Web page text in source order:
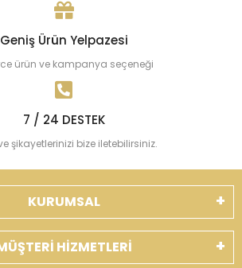
Geniş Ürün Yelpazesi
ürün ve kampanya seçeneği
7 / 24 DESTEK
şikayetlerinizi bize iletebilirsiniz.
KURUMSAL
HİZMETLERİ